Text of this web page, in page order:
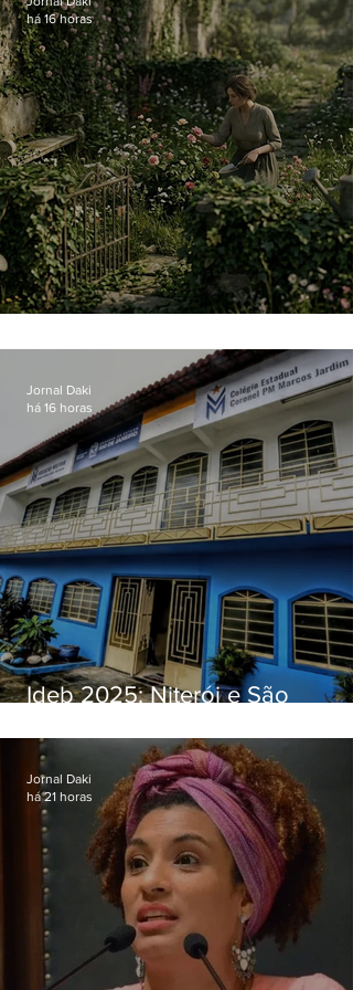
há 16 horas
Ideb 2025: Niterói e São
distintos no ensino médio; veja
Jornal Daki
há 16 horas
Jornal Daki
há 21 horas